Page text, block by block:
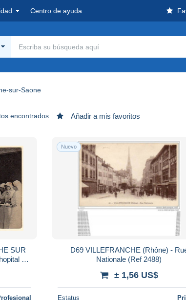
Centro de ayuda
sur-Saone
encontrados Añadir a mis favoritos
SUR
de
Nuevo
D69 VILLEFRANCHE (Rhône) -
Nationale (Ref 2488)
± 1,56 US$
Estatus